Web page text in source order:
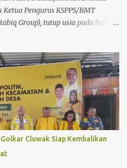
Pengurus KSPPS/BMT
Group), tutup usia pada hari
diperjelas oleh jaringan lembaga
di antaranya Keluarga Besar BMT
Muhammadiyah, serta
instansi di Kabupaten Pati.
sebagai tokoh penggerak
sangat berpengaruh, khususnya
Baca juga: Marak Pencurian Aki,
Pati Desak Pemkab Bangun
Bersama Awak Media,
Cluwak Siap Kembalikan